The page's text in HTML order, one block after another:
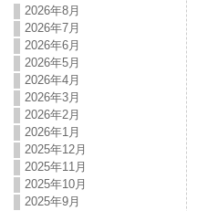
2026年8月
2026年7月
2026年6月
2026年5月
2026年4月
2026年3月
2026年2月
2026年1月
2025年12月
2025年11月
2025年10月
2025年9月